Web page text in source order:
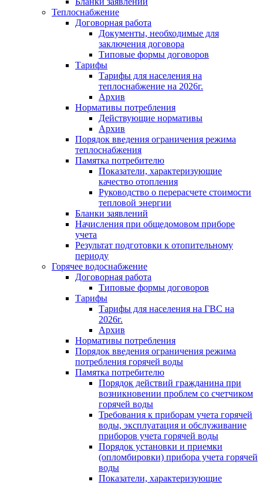
Теплоснабжение
Договорная работа
Документы, необходимые для
заключения договора
Типовые формы договоров
Тарифы
Тарифы для населения на
теплоснабжение на 2026г.
Архив
Нормативы потребления
Действующие нормативы
Архив
Порядок введения ограничения режима
теплоснабжения
Памятка потребителю
Показатели, характеризующие
качество отопления
Руководство о перерасчете стоимости
тепловой энергии
Бланки заявлений
Начисления при общедомовом приборе
учета
Результат подготовки к отопительному
периоду
Горячее водоснабжение
Договорная работа
Типовые формы договоров
Тарифы
Тарифы для населения на ГВС на
2026г.
Архив
Нормативы потребления
Порядок введения ограничения режима
потребления горячей воды
Памятка потребителю
Порядок действий гражданина при
возникновении проблем со счетчиком
горячей воды
Требования к приборам учета горячей
воды, эксплуатация и обслуживание
приборов учета горячей воды
Порядок установки и приемки
(опломбировки) прибора учета горячей
воды
Показатели, характеризующие